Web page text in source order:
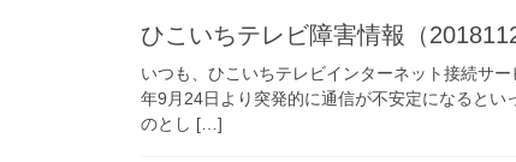
ひこいちテレビ障害情報（
いつも、ひこいちテレビインターネット接続サ
年9月24日より突発的に通信が不安定になると
のとし […]